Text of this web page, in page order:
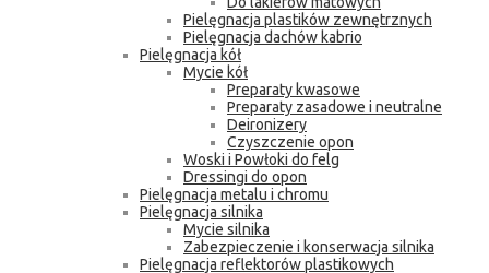
Pielęgnacja plastików zewnętrznych
Pielęgnacja dachów kabrio
Pielęgnacja kół
Mycie kół
Preparaty kwasowe
Preparaty zasadowe i neutralne
Deironizery
Czyszczenie opon
Woski i Powłoki do felg
Dressingi do opon
Pielęgnacja metalu i chromu
Pielęgnacja silnika
Mycie silnika
Zabezpieczenie i konserwacja silnika
Pielęgnacja reflektorów plastikowych